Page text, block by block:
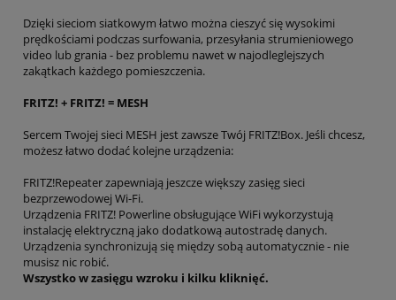
Dzięki sieciom siatkowym łatwo można cieszyć się wysokimi
prędkościami podczas surfowania, przesyłania strumieniowego
video lub grania - bez problemu nawet w najodleglejszych
zakątkach każdego pomieszczenia.
FRITZ! + FRITZ! = MESH
Sercem Twojej sieci MESH jest zawsze Twój FRITZ!Box. Jeśli chcesz,
możesz łatwo dodać kolejne urządzenia:
FRITZ!Repeater zapewniają jeszcze większy zasięg sieci
bezprzewodowej Wi-Fi.
Urządzenia FRITZ! Powerline obsługujące WiFi wykorzystują
instalację elektryczną jako dodatkową autostradę danych.
Urządzenia synchronizują się między sobą automatycznie - nie
musisz nic robić.
Wszystko w zasięgu wzroku i kilku kliknięć.